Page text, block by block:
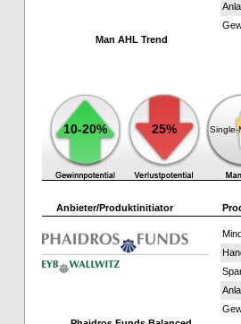
Man AHL Trend
10-20% 25% Single-
Anbieter/Produktinitiator